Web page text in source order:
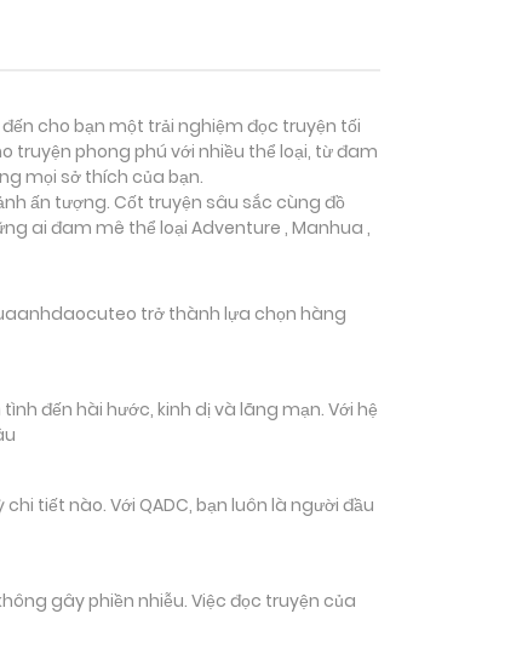
cho bạn một trải nghiệm đọc truyện tối
truyện phong phú với nhiều thể loại, từ đam
mọi sở thích của bạn.
ấn tượng. Cốt truyện sâu sắc cùng đồ
ai đam mê thể loại Adventure , Manhua ,
trở thành lựa chọn hàng
đến hài hước, kinh dị và lãng mạn. Với hệ
tiết nào. Với QADC, bạn luôn là người đầu
gây phiền nhiễu. Việc đọc truyện của